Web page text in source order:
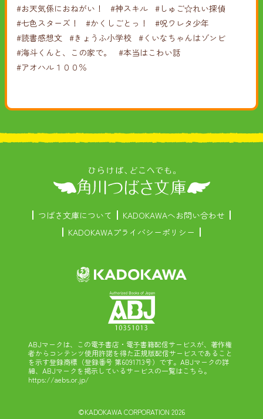
#お天気係におねがい！
#神スキル #しゅご☆れい探偵
#七色スターズ！
#かくしごとっ！
#呪ワレタ少年
#読書感想文
#きょうふ小学校 #くいなちゃんはゾンビ
#海斗くんと、この家で。
#本当はこわい話
#アオハル１００％
つばさ文庫について
KADOKAWAへお問い合わせ
KADOKAWAプライバシーポリシー
ABJマークは、この電子書店・電子書籍配信サービスが、著作権
者からコンテンツ使用許諾を得た正規版配信サービスであること
を示す登録商標（登録番号 第6091713号）です。ABJマークの詳
細、ABJマークを掲示しているサービスの一覧はこちら。
https://aebs.or.jp/
©KADOKAWA CORPORATION 2026